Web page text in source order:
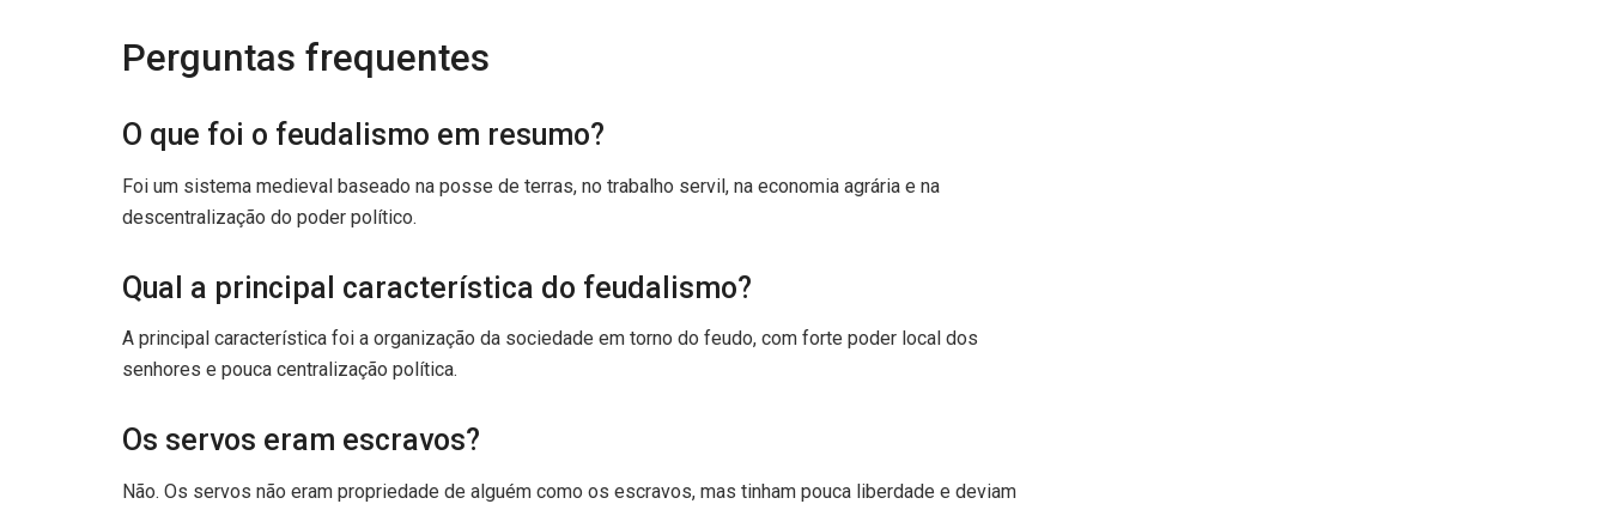
Perguntas frequentes
O que foi o feudalismo em resumo?
Foi um sistema medieval baseado na posse de terras, no trabalho servil, na economia agrária e na
descentralização do poder político.
Qual a principal característica do feudalismo?
A principal característica foi a organização da sociedade em torno do feudo, com forte poder local dos
senhores e pouca centralização política.
Os servos eram escravos?
Não. Os servos não eram propriedade de alguém como os escravos, mas tinham pouca liberdade e deviam